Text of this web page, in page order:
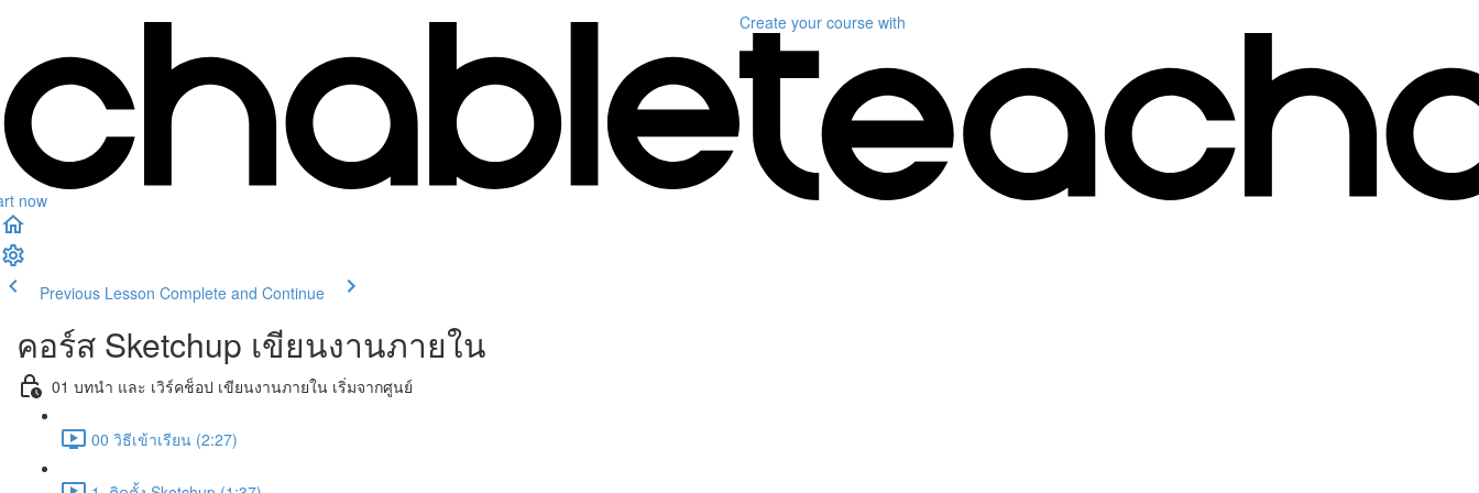
now
Create your course with
Previous Lesson Complete and Continue
คอร์ส Sketchup เขียนงานภายใน
01 บทนำ และ เวิร์คช็อป เขียนงานภายใน เริ่มจากศูนย์
00 วิธีเข้าเรียน (2:27)